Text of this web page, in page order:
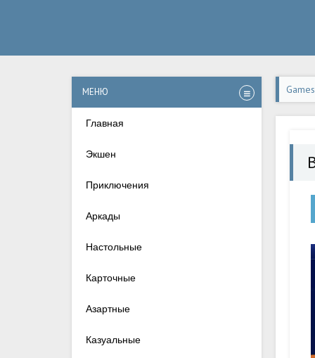
МЕНЮ
Главная
Экшен
Приключения
Аркады
Настольные
Карточные
Азартные
Казуальные